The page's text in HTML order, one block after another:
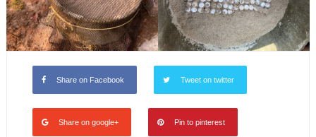
Share on Facebook Tweet on twitter
Share on google+ Pin to pinterest